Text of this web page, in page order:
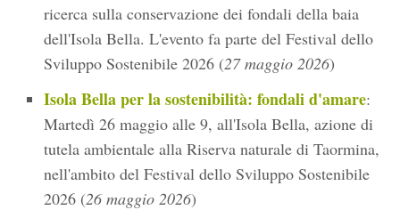
ricerca sulla conservazione dei fondali della baia
dell'Isola Bella. L'evento fa parte del Festival dello
Sviluppo Sostenibile 2026 (27 maggio 2026)
Isola Bella per la sostenibilità: fondali d'amare:
Martedì 26 maggio alle 9, all'Isola Bella, azione di
tutela ambientale alla Riserva naturale di Taormina,
nell'ambito del Festival dello Sviluppo Sostenibile
2026 (26 maggio 2026)